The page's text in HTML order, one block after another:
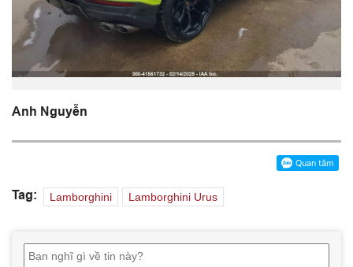
Anh Nguyễn
Tag: Lamborghini Lamborghini Urus